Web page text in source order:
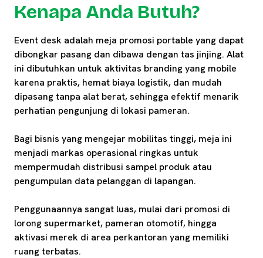
Kenapa Anda Butuh?
Event desk adalah meja promosi portable yang dapat
dibongkar pasang dan dibawa dengan tas jinjing. Alat
ini dibutuhkan untuk aktivitas branding yang mobile
karena praktis, hemat biaya logistik, dan mudah
dipasang tanpa alat berat, sehingga efektif menarik
perhatian pengunjung di lokasi pameran.
Bagi bisnis yang mengejar mobilitas tinggi, meja ini
menjadi markas operasional ringkas untuk
mempermudah distribusi sampel produk atau
pengumpulan data pelanggan di lapangan.
Penggunaannya sangat luas, mulai dari promosi di
lorong supermarket, pameran otomotif, hingga
aktivasi merek di area perkantoran yang memiliki
ruang terbatas.